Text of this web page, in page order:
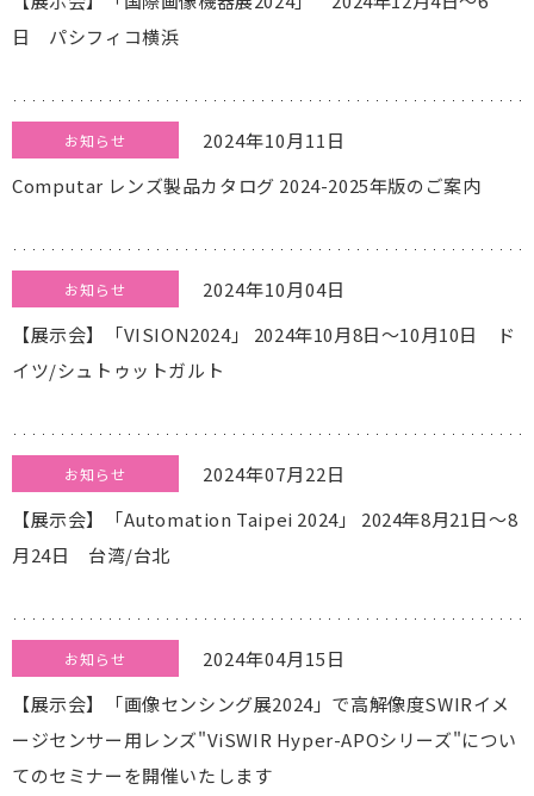
日 パシフィコ横浜
2024年10月11日
お知らせ
Computar レンズ製品カタログ 2024-2025年版のご案内
2024年10月04日
お知らせ
【展示会】「VISION2024」 2024年10月8日～10月10日 ド
イツ/シュトゥットガルト
2024年07月22日
お知らせ
【展示会】「Automation Taipei 2024」 2024年8月21日～8
月24日 台湾/台北
2024年04月15日
お知らせ
【展示会】「画像センシング展2024」で高解像度SWIRイメ
ージセンサー用レンズ"ViSWIR Hyper-APOシリーズ"につい
てのセミナーを開催いたします